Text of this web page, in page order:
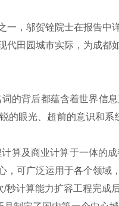
，邬贺铨院士在报告中
代田园城市实际，为成
背后都蕴含着世界信
的眼光、超前的意识和
算及商业计算于一体的
，可广泛运用于各个领
秒计算能力扩容工程完